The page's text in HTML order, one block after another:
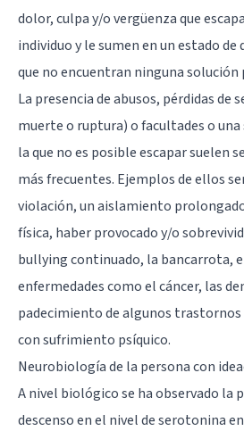
dolor, culpa y/o vergüenza que
individuo y le sumen en un estado de
que no encuentran ninguna solución
La presencia de abusos, pérdidas de
muerte o ruptura) o facultades o
la que no es posible escapar suelen
más frecuentes. Ejemplos de ellos
violación, un aislamiento
física, haber provocado y/o
bullying continuado, la bancarrota,
enfermedades como el cáncer, las
padecimiento dealgunos
con sufrimiento psíquico.
Neurobiología de la persona con
A nivel biológico se ha observado la
descenso en el nivel de serotonina